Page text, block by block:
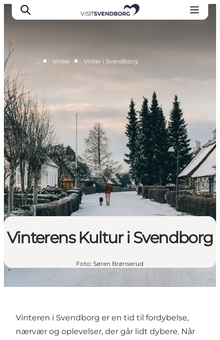
Oplev kultur & natur
Det sker i Svendborg
Spis og drik
handelsbyen Svendborg
Overnatning
Planlæg din tur
… ■ Vinter ■ Vinter i Svendborg
Vinterens Kultur i Svendborg
Foto: Søren Brønserud
Vinteren i Svendborg er en tid til fordybelse,
nærvær og oplevelser, der går lidt dybere. Når